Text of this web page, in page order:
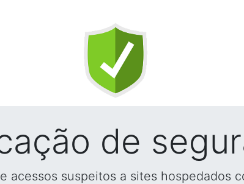
de
acessos suspeitos a sites hospedados